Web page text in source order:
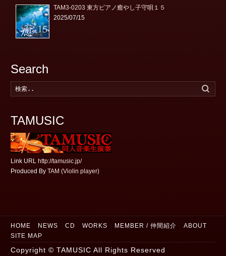
TAM3-0203 東方ピアノ癒やし子守唄１５
2025/07/15
Search
索
TAMUSIC
Link URL http://tamusic.jp/
Produced ByTAM (Violin player)
HOME NEWS CD WORKS MEMBER / 仲間紹介
ABOUT
SITE MAP
Copyright © TAMUSIC All Rights Reserved